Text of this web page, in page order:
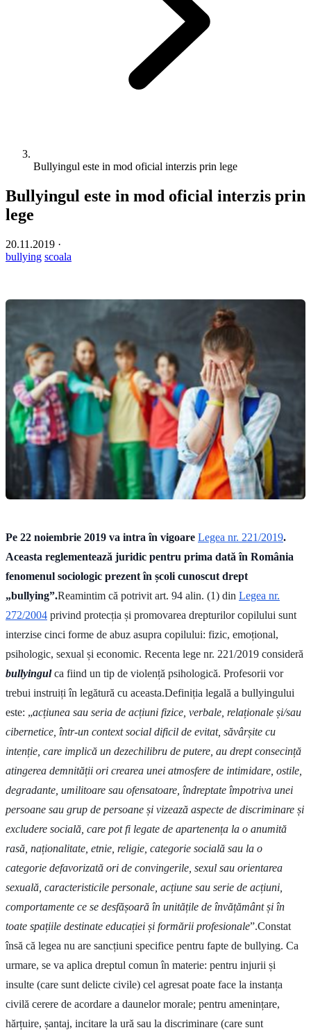
Bullyingul este in mod oficial interzis prin lege
Bullyingul este in mod oficial interzis prin
lege
20.11.2019 ·
bullying scoala
Pe 22 noiembrie 2019 va intra în vigoare Legea nr. 221/2019.
Aceasta reglementează juridic pentru prima dată în România
fenomenul sociologic prezent în școli cunoscut drept
„bullying”.Reamintim că potrivit art. 94 alin. (1) din Legea nr.
272/2004 privind protecția și promovarea drepturilor copilului sunt
interzise cinci forme de abuz asupra copilului: fizic, emoțional,
psihologic, sexual și economic. Recenta lege nr. 221/2019 consideră
bullyingulca fiind un tip de violență psihologică. Profesorii vor
trebui instruiți în legătură cu aceasta.Definiția legală a bullyingului
este: „acțiunea sau seria de acțiuni fizice, verbale, relaționale și/sau
cibernetice, într-un context social dificil de evitat, săvârșite cu
intenție, care implică un dezechilibru de putere, au drept consecință
atingerea demnității ori crearea unei atmosfere de intimidare, ostile,
degradante, umilitoare sau ofensatoare, îndreptate împotriva unei
persoane sau grup de persoane și vizează aspecte de discriminare și
excludere socială, care pot fi legate de apartenența la o anumită
rasă, naționalitate, etnie, religie, categorie socială sau la o
categorie defavorizată ori de convingerile, sexul sau orientarea
sexuală, caracteristicile personale, acțiune sau serie de acțiuni,
comportamente ce se desfășoară în unitățile de învățământ și în
toate spațiile destinate educației și formării profesionale”.Constat
însă că legea nu are sancțiuni specifice pentru fapte de bullying. Ca
urmare, se va aplica dreptul comun în materie: pentru injurii și
insulte (care sunt delicte civile) cel agresat poate face la instanța
civilă cerere de acordare a daunelor morale; pentru amenințare,
hărțuire, șantaj, incitare la ură sau la discriminare (care sunt